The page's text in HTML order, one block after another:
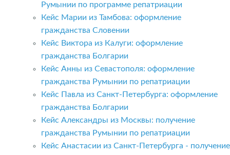
Румынии по программе репатриации
Кейс Марии из Тамбова: оформление
гражданства Словении
Кейс Виктора из Калуги: оформление
гражданства Болгарии
Кейс Анны из Севастополя: оформление
гражданства Румынии по репатриации
Кейс Павла из Санкт-Петербурга: оформление
гражданства Болгарии
Кейс Александры из Москвы: получение
гражданства Румынии по репатриации
Кейс Анастасии из Санкт-Петербурга - получение